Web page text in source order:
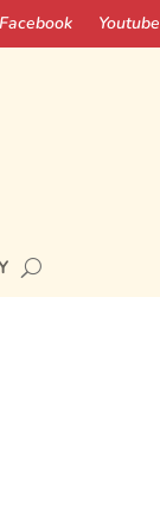
Facebook Youtube